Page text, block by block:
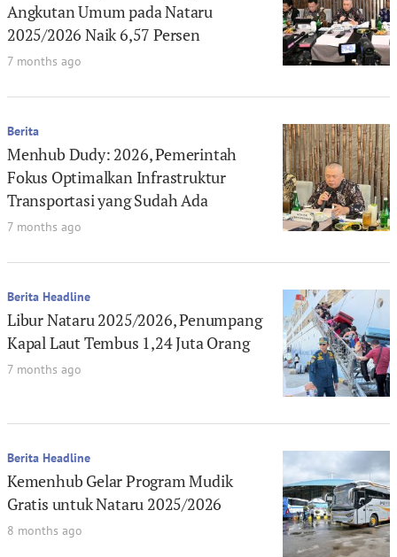
Angkutan Umum pada Nataru
2025/2026 Naik 6,57 Persen
7 months ago
Berita
Menhub Dudy: 2026, Pemerintah
Fokus Optimalkan Infrastruktur
Transportasi yang Sudah Ada
7 months ago
Berita Headline
Libur Nataru 2025/2026, Penumpang
Kapal Laut Tembus 1,24 Juta Orang
7 months ago
Berita Headline
Kemenhub Gelar Program Mudik
Gratis untuk Nataru 2025/2026
8 months ago